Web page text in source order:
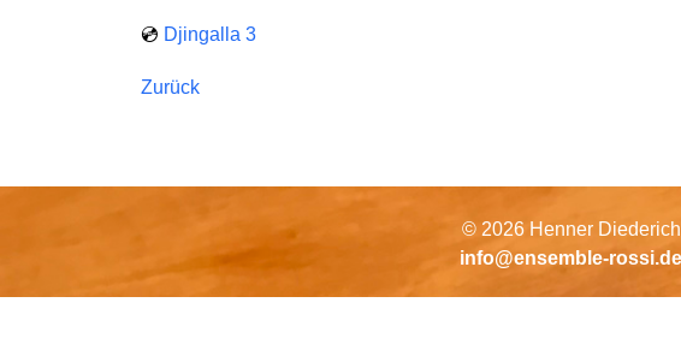
💿 Djingalla 3
Zurück
© 2026 Henner Diederich
info@ensemble-rossi.de